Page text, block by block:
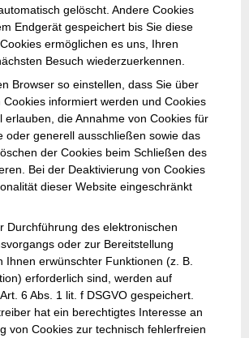
gelöscht. Andere Cookies
Endgerät gespeichert bis Sie diese
ermöglichen es uns, Ihren
Besuch wiederzuerkennen.
Browser so einstellen, dass Sie über
Cookies informiert werden und Cookies
erlauben, die Annahme von Cookies für
oder generell ausschließen sowie das
der Cookies beim Schließen des
Bei der Deaktivierung von Cookies
dieser Website eingeschränkt
Durchführung des elektronischen
oder zur Bereitstellung
Ihnen erwünschter Funktionen (z. B.
erforderlich sind, werden auf
6 Abs. 1 lit. f DSGVO gespeichert.
hat ein berechtigtes Interesse an
von Cookies zur technisch fehlerfreien